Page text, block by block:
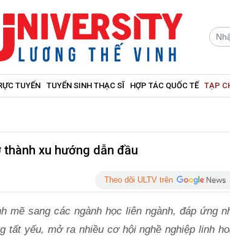
TUYẾN TUYỂN SINH THẠC SĨ HỢP TÁC QUỐC TẾ TẠP
xu hướng dẫn đầu
Theo dõi ULTV trên
mẽ sang các ngành học liên ngành, đáp ứng
yếu, mở ra nhiều cơ hội nghề nghiệp linh